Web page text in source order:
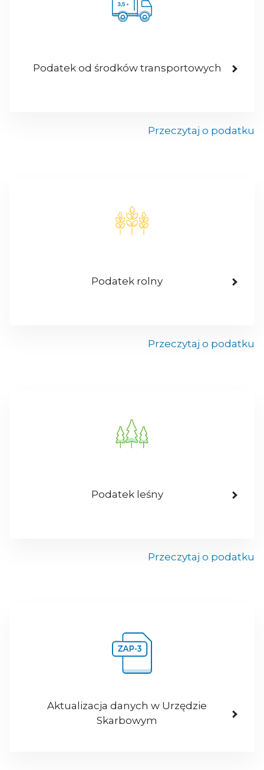
Podatek od środków transportowych
Przeczytaj o podatku
Podatek rolny
Przeczytaj o podatku
Podatek leśny
Przeczytaj o podatku
Aktualizacja danych w Urzędzie
Skarbowym